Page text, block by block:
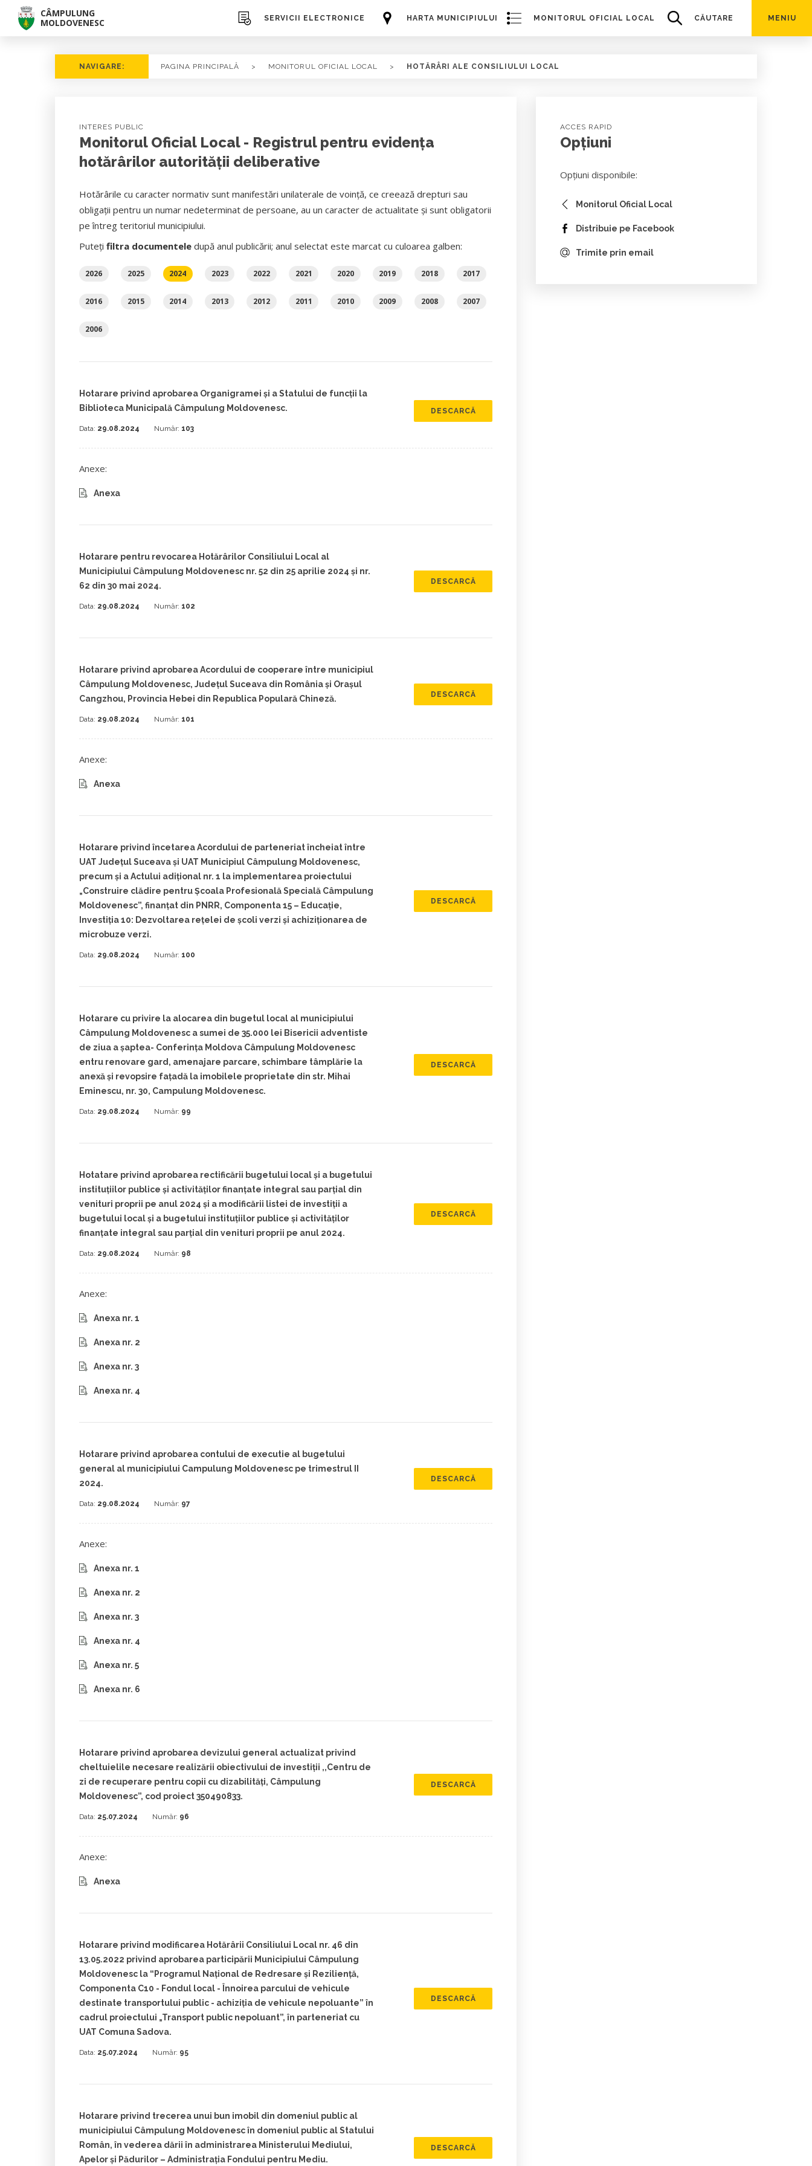
CÂMPULUNG
MOLDOVENESC
HARTA MUNICIPIULUI
SERVICII ELECTRONICE MONITORUL OFICIAL LOCAL CĂUTARE MENIU
NAVIGARE: PAGINA PRINCIPALĂ > MONITORUL OFICIAL LOCAL > HOTĂRÂRI ALE CONSILIULUI LOCAL
INTERES PUBLIC
Monitorul Oficial Local - Registrul pentru evidenţa
hotărârilor autorităţii deliberative
Hotărârile cu caracter normativ sunt manifestări unilaterale de voință, ce creează drepturi sau
obligații pentru un numar nedeterminat de persoane, au un caracter de actualitate și sunt obligatorii
pe întreg teritoriul municipiului.
Puteți filtra documenteledupă anul publicării; anul selectat este marcat cu culoarea galben:
2026 2025 2024 2023 2022 2021 2020 2019 2018 2017
2016 2015 2014 2013 2012 2011 2010 2009 2008 2007
2006
Hotarare privind aprobarea Organigramei și a Statului de funcții la
Biblioteca Municipală Câmpulung Moldovenesc.
Data: 29.08.2024 Număr: 103
DESCARCĂ
Anexe:
Anexa
Hotarare pentru revocarea Hotărârilor Consiliului Local al
Municipiului Câmpulung Moldovenesc nr. 52 din 25 aprilie 2024 și nr.
62 din 30 mai 2024.
Data: 29.08.2024 Număr: 102
DESCARCĂ
Hotarare privind aprobarea Acordului de cooperare între municipiul
Câmpulung Moldovenesc, Județul Suceava din România și Orașul
Cangzhou, Provincia Hebei din Republica Populară Chineză.
Data: 29.08.2024 Număr: 101
DESCARCĂ
Anexe:
Anexa
Hotarare privind încetarea Acordului de parteneriat încheiat între
UAT Județul Suceava și UAT Municipiul Câmpulung Moldovenesc,
precum și a Actului adițional nr. 1 la implementarea proiectului
„Construire clădire pentru Școala Profesională Specială Câmpulung
Moldovenesc”, finanțat din PNRR, Componenta 15 – Educație,
Investiția 10: Dezvoltarea rețelei de școli verzi și achiziționarea de
microbuze verzi.
Data: 29.08.2024 Număr: 100
DESCARCĂ
Hotarare cu privire la alocarea din bugetul local al municipiului
Câmpulung Moldovenesc a sumei de 35.000 lei Bisericii adventiste
de ziua a șaptea- Conferința Moldova Câmpulung Moldovenesc
entru renovare gard, amenajare parcare, schimbare tâmplărie la
anexă și revopsire fațadă la imobilele proprietate din str. Mihai
Eminescu, nr. 30, Campulung Moldovenesc.
Data: 29.08.2024 Număr: 99
DESCARCĂ
Hotatare privind aprobarea rectificării bugetului local și a bugetului
instituţiilor publice şi activităţilor finanţate integral sau parţial din
venituri proprii pe anul 2024 și a modificării listei de investiții a
bugetului local și a bugetului instituţiilor publice şi activităţilor
finanţate integral sau parţial din venituri proprii pe anul 2024.
Data: 29.08.2024 Număr: 98
DESCARCĂ
Anexe:
Anexa nr. 1
Anexa nr. 2
Anexa nr. 3
Anexa nr. 4
Hotarare privind aprobarea contului de executie al bugetului
general al municipiului Campulung Moldovenesc pe trimestrul II
2024.
Data: 29.08.2024 Număr: 97
DESCARCĂ
Anexe:
Anexa nr. 1
Anexa nr. 2
Anexa nr. 3
Anexa nr. 4
Anexa nr. 5
Anexa nr. 6
Hotarare privind aprobarea devizului general actualizat privind
cheltuielile necesare realizării obiectivului de investiţii ,,Centru de
zi de recuperare pentru copii cu dizabilități, Câmpulung
Moldovenesc”, cod proiect 350490833.
Data: 25.07.2024 Număr: 96
DESCARCĂ
Anexe:
Anexa
Hotarare privind modificarea Hotărârii Consiliului Local nr. 46 din
13.05.2022 privind aprobarea participării Municipiului Câmpulung
Moldovenesc la “Programul Național de Redresare și Reziliență,
Componenta C10 - Fondul local - Înnoirea parcului de vehicule
destinate transportului public - achiziția de vehicule nepoluante” în
cadrul proiectului „Transport public nepoluant”, în parteneriat cu
UAT Comuna Sadova.
Data: 25.07.2024 Număr: 95
DESCARCĂ
Hotarare privind trecerea unui bun imobil din domeniul public al
municipiului Câmpulung Moldovenesc în domeniul public al Statului
Român, în vederea dării în administrarea Ministerului Mediului,
Apelor și Pădurilor – Administrația Fondului pentru Mediu.
DESCARCĂ
ACCES RAPID
Opțiuni
Opțiuni disponibile:
Monitorul Oficial Local
Distribuie pe Facebook
Trimite prin email